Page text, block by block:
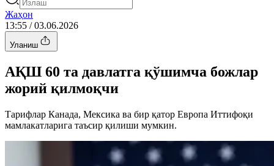
Жаҳон
13:55 / 03.06.2026
Уланиш
АҚШ 60 та давлатга қўшимча божлар
жорий қилмоқчи
Тарифлар Канада, Мексика ва бир қатор Европа Иттифоқи
мамлакатларига таъсир қилиши мумкин.